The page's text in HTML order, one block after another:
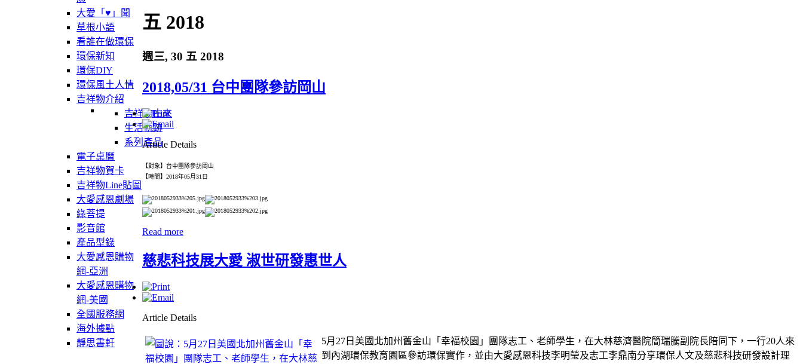
大愛「♥」聞
草根小語
看誰在做環保
環保新知
環保DIY
環保風土人情
吉祥物介紹
吉祥物由來
生活軌跡
系列產品
電子桌曆
吉祥物賀卡
吉祥物Line貼圖
大愛感恩劇場
綠菩提
影音館
產品型錄
大愛感恩購物
網-亞洲
大愛感恩購物
網-美國
全國服務網
海外據點
靜思書軒
五 2018
週三, 30 五 2018
2018,05/31 台中團隊參訪岡山
Article Details
【對象】台中團隊參訪岡山
【時間】2018年05月31日
Read more
慈悲科技展大愛 淑世研發惠世人
Article Details
5月27日美國北加州舊金山「幸福校園」團隊志工、老師學生，在大林慈濟醫院簡瑞騰副院長陪同下，一行20人來
到內湖環保教育園區參訪環保實作，並由大愛感恩科技李明瑩及志工李鼎南分享環保人文及慈悲科技研發設計理